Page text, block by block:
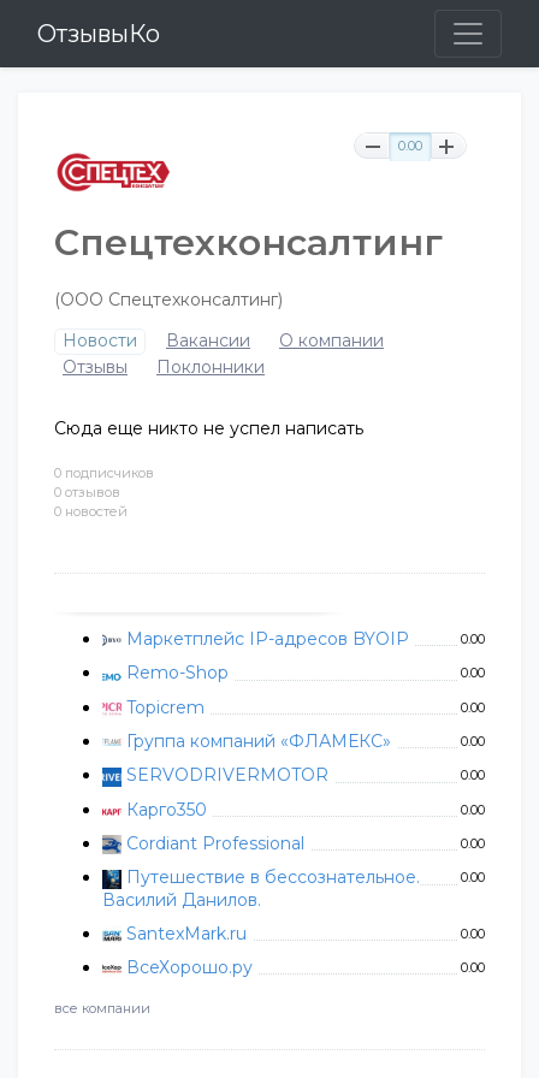
ОтзывыКо
0 подписчиков
0 отзывов
0 новостей
Маркетплейс IP-адресов BYOIP 0.00
Remo-Shop 0.00
Topicrem 0.00
Группа компаний «ФЛАМЕКС» 0.00
SERVODRIVERMOTOR 0.00
Карго350 0.00
Cordiant Professional 0.00
Путешествие в бессознательное.
Василий Данилов.
0.00
SantexMark.ru 0.00
ВсеХорошо.ру 0.00
все компании
0.00
Спецтехконсалтинг
(ООО Спецтехконсалтинг)
Новости
Вакансии
О компании
Отзывы
Поклонники
Сюда еще никто не успел написать